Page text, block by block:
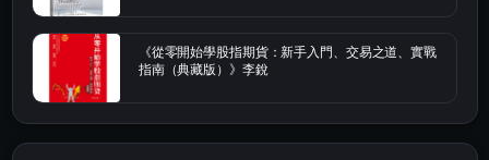
《從零開始學股指期貨：新手入門、交易之道、實戰
指南（典藏版）》李銳